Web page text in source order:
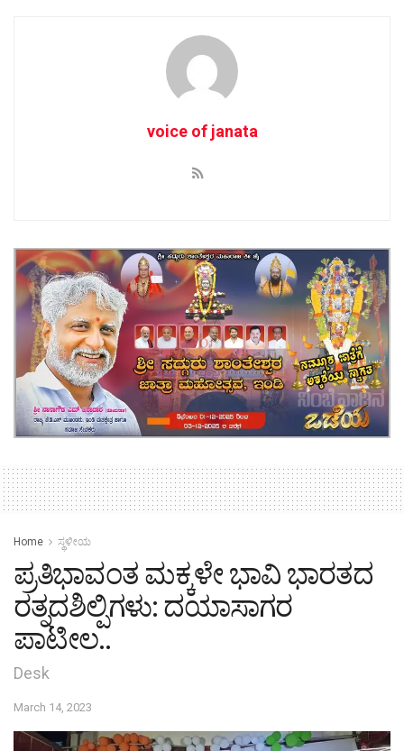
voice of janata
Home ಸ್ಥಳೀಯ
ಪ್ರತಿಭಾವಂತ ಮಕ್ಕಳೇ ಭಾವಿ ಭಾರತದ
ರತ್ನದಶಿಲ್ಪಿಗಳು‌: ದಯಾಸಾಗರ
ಪಾಟೀಲ..
Desk
March 14, 2023